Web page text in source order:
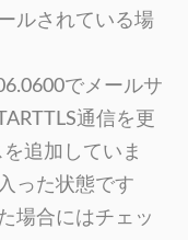
ルされている場
でメールサ
通信を更
追加していま
った状態です
場合にはチェッ